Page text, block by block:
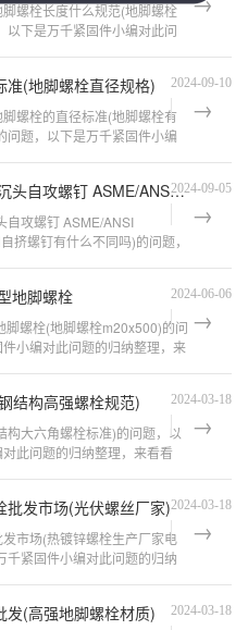
螺栓长度什么规范(地脚螺栓
以下是万千紧固件小编对此问
准(地脚螺栓直径规格) 2024-09-10
螺栓的直径标准(地脚螺栓有
问题，以下是万千紧固件小编
C牙80°米字槽半沉头自攻螺钉 ASME/ANSI B18.6.4
2024-09-05
自攻螺钉 ASME/ANSI
挤螺钉有什么不同吗)的问题，
地脚螺栓 2024-06-06
脚螺栓(地脚螺栓m20x500)的问
小编对此问题的归纳整理，来
结构高强螺栓规范) 2024-03-18
构大六角螺栓标准)的问题，以
此问题的归纳整理，来看看
批发市场(光伏螺丝厂家)2024-03-18
市场(热镀锌螺栓生产厂家电
千紧固件小编对此问题的归纳
发(高强地脚螺栓材质) 2024-03-18